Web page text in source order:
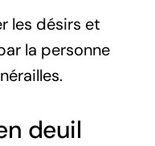
les désirs et
la personne
deuil